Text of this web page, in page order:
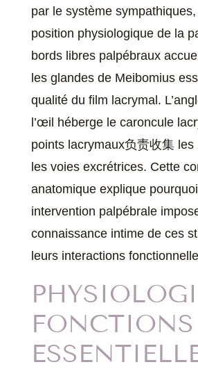
par le système
position physiologique de la
bords libres palpébraux
les glandes de Meibomius
qualité du film lacrymal.
l’œil héberge le caroncule
points lacrymaux负责收集 les
les voies excrétrices. Cette
anatomique explique
intervention palpébrale
connaissance intime de ces
leurs interactions
FONCTIONS